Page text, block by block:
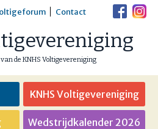
Contact
de KNHS Voltigevereniging
KNHS Voltigevereniging
Wedstrijdkalender 2026